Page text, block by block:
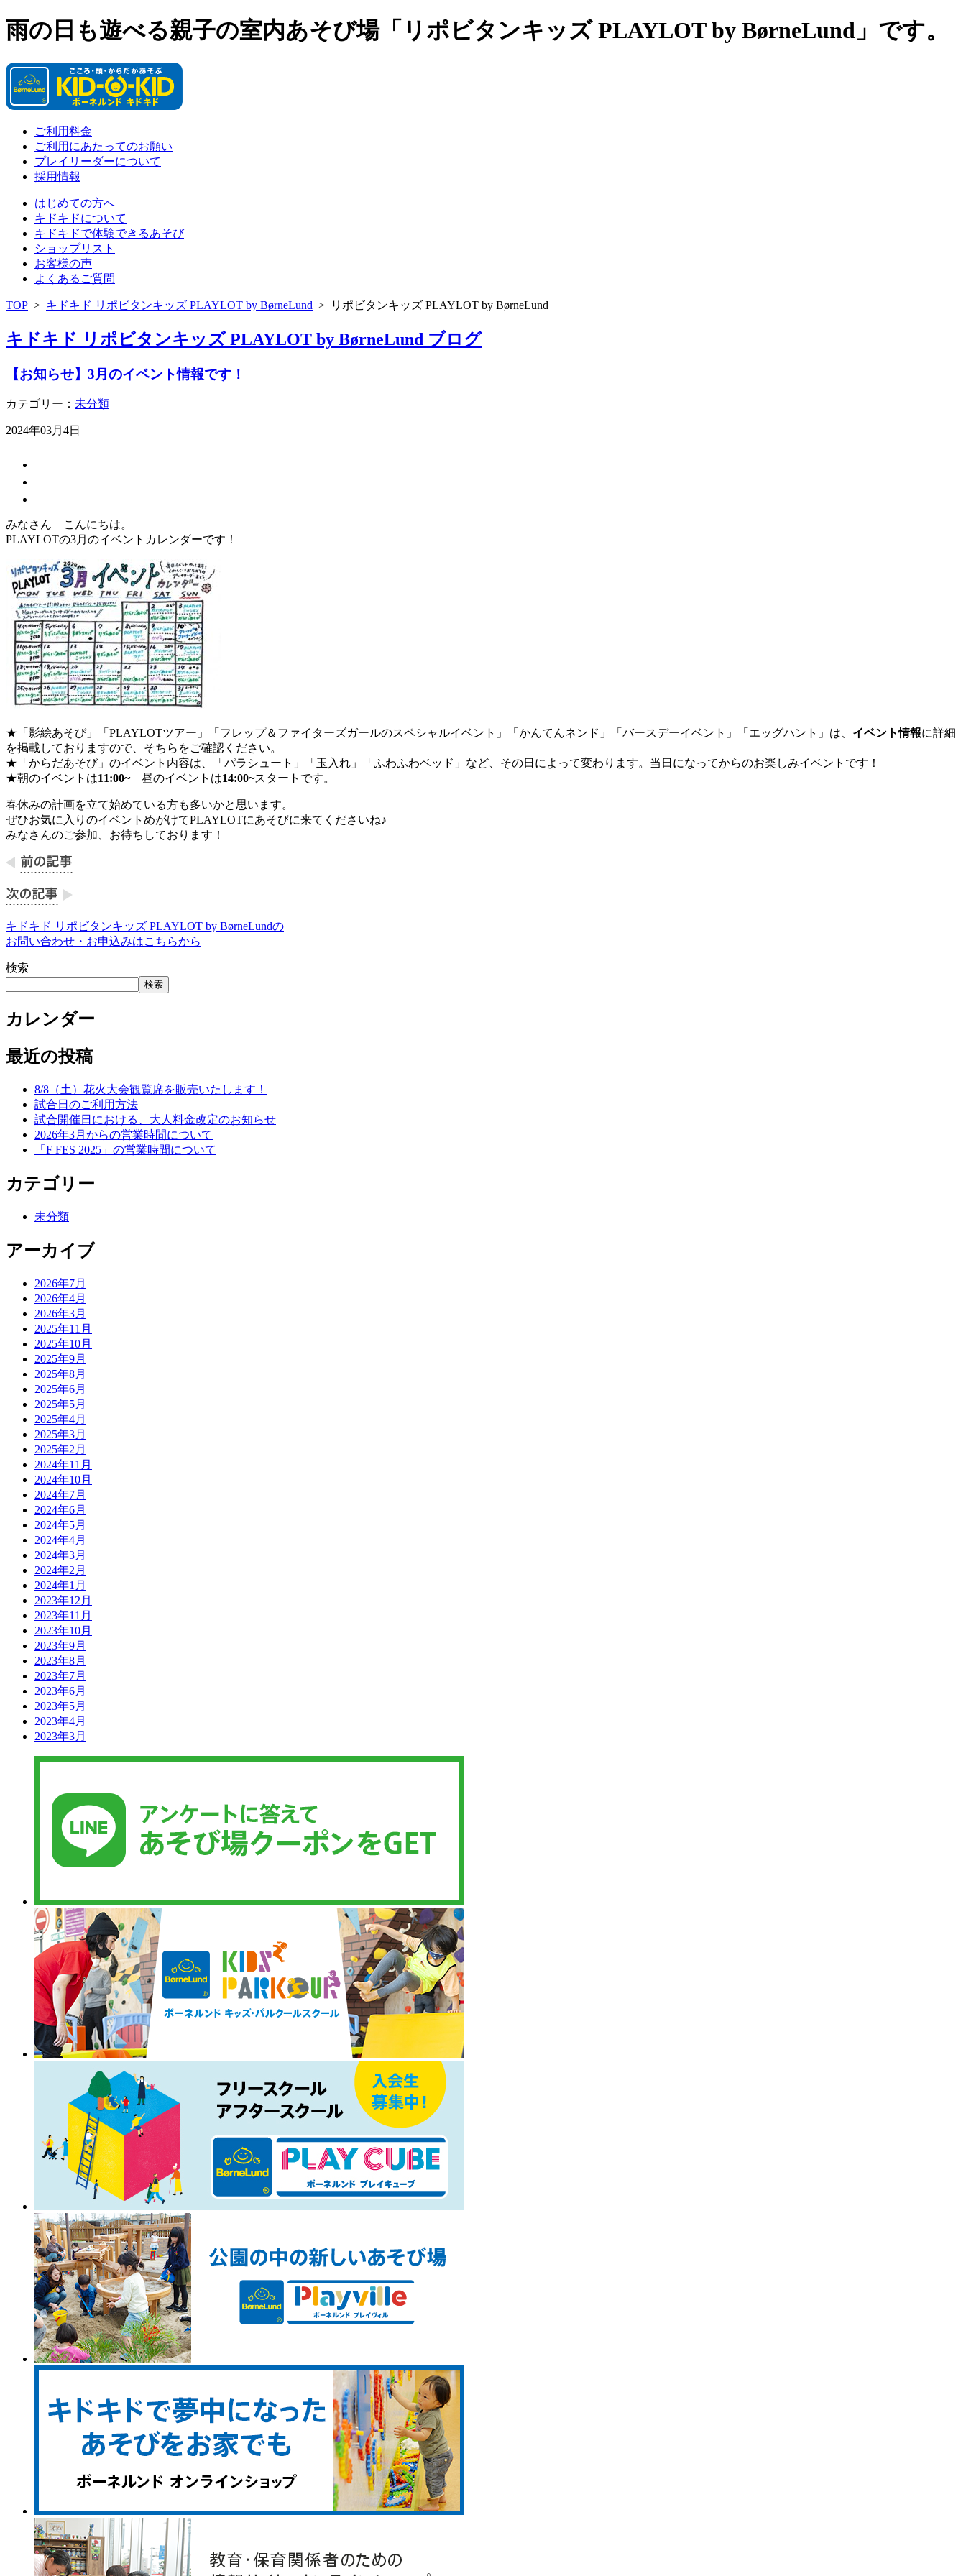
雨の日も遊べる親子の室内あそび場「リポビタンキッズ PLAYLOT by BørneLund」です。
ご利用料金
ご利用にあたってのお願い
プレイリーダーについて
採用情報
はじめての方へ
キドキドについて
キドキドで体験できるあそび
ショップリスト
お客様の声
よくあるご質問
TOP > キドキド リポビタンキッズ PLAYLOT by BørneLund > リポビタンキッズ PLAYLOT by BørneLund
キドキド リポビタンキッズ PLAYLOT by BørneLund ブログ
【お知らせ】3月のイベント情報です！
カテゴリー： 未分類
2024年03月4日
みなさん こんにちは。
PLAYLOTの3月のイベントカレンダーです！
★「影絵あそび」「PLAYLOTツアー」「フレップ＆ファイターズガールのスペシャルイベント」「かんてんネンド」「バースデーイベント」「エッグハント」は、 イベント情報に詳細
を掲載しておりますので、そちらをご確認ください。
★「からだあそび」のイベント内容は、「パラシュート」「玉入れ」「ふわふわベッド」など、その日によって変わります。当日になってからのお楽しみイベントです！
★朝のイベントは11:00~昼のイベントは14:00~スタートです。
春休みの計画を立て始めている方も多いかと思います。
ぜひお気に入りのイベントめがけてPLAYLOTにあそびに来てくださいね♪
みなさんのご参加、お待ちしております！
キドキド リポビタンキッズ PLAYLOT by BørneLundの
お問い合わせ・お申込みはこちらから
検索
検索
カレンダー
最近の投稿
8/8（土）花火大会観覧席を販売いたします！
試合日のご利用方法
試合開催日における、大人料金改定のお知らせ
2026年3月からの営業時間について
「F FES 2025」の営業時間について
カテゴリー
未分類
アーカイブ
2026年7月
2026年4月
2026年3月
2025年11月
2025年10月
2025年9月
2025年8月
2025年6月
2025年5月
2025年4月
2025年3月
2025年2月
2024年11月
2024年10月
2024年7月
2024年6月
2024年5月
2024年4月
2024年3月
2024年2月
2024年1月
2023年12月
2023年11月
2023年10月
2023年9月
2023年8月
2023年7月
2023年6月
2023年5月
2023年4月
2023年3月